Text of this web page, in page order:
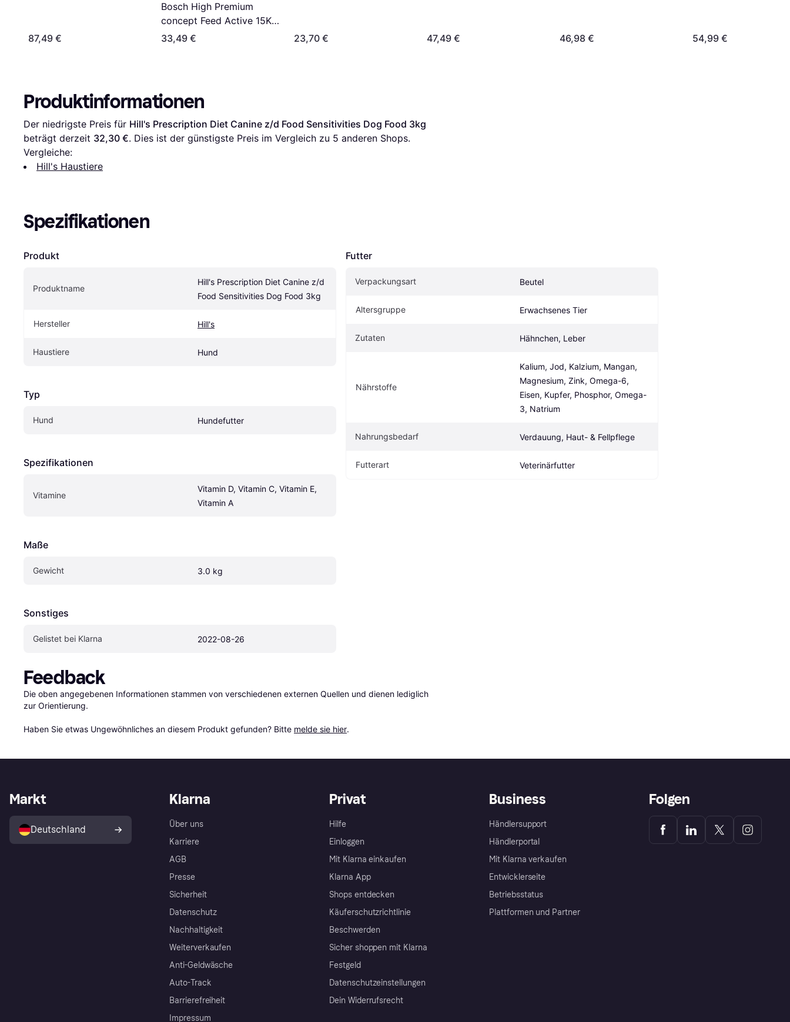
87,49 €
Bosch High Premium
concept Feed Active 15Kg
15kg
33,49 € 23,70 € 47,49 € 46,98 € 54,99 €
Produktinformationen
Der niedrigste Preis für Hill's Prescription Diet Canine z/d Food Sensitivities Dog Food 3kg
beträgt derzeit 32,30 €. Dies ist der günstigste Preis im Vergleich zu 5 anderen Shops.
Vergleiche:
Hill's Haustiere
Spezifikationen
Produkt
Produktname
Hill's Prescription Diet Canine z/d
Food Sensitivities Dog Food 3kg
Hersteller Hill's
Haustiere Hund
Typ
Hund Hundefutter
Spezifikationen
Vitamine
Vitamin D, Vitamin C, Vitamin E,
Vitamin A
Maße
Gewicht 3.0 kg
Sonstiges
Gelistet bei Klarna 2022-08-26
Futter
Verpackungsart Beutel
Altersgruppe Erwachsenes Tier
Zutaten Hähnchen, Leber
Nährstoffe
Kalium, Jod, Kalzium, Mangan,
Magnesium, Zink, Omega-6,
Eisen, Kupfer, Phosphor, Omega-
3, Natrium
Nahrungsbedarf Verdauung, Haut- & Fellpflege
Futterart Veterinärfutter
Feedback
Die oben angegebenen Informationen stammen von verschiedenen externen Quellen und dienen lediglich
zur Orientierung.
Haben Sie etwas Ungewöhnliches an diesem Produkt gefunden? Bitte melde sie hier.
Klarna
Über uns
Karriere
AGB
Presse
Sicherheit
Datenschutz
Nachhaltigkeit
Weiterverkaufen
Anti-Geldwäsche
Auto-Track
Barrierefreiheit
Impressum
Privat
Hilfe
Einloggen
Mit Klarna einkaufen
Klarna App
Shops entdecken
Käuferschutzrichtlinie
Beschwerden
Sicher shoppen mit Klarna
Festgeld
Datenschutzeinstellungen
Dein Widerrufsrecht
Business
Händlersupport
Händlerportal
Mit Klarna verkaufen
Entwicklerseite
Betriebsstatus
Plattformen und Partner
Markt
Deutschland
Folgen